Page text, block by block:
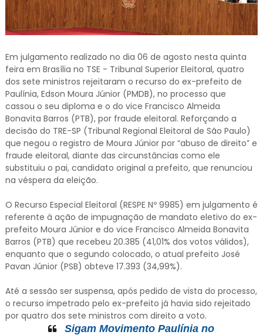
Em julgamento realizado no dia 06 de agosto nesta quinta
feira em Brasília no TSE - Tribunal Superior Eleitoral, quatro
dos sete ministros rejeitaram o recurso do ex-prefeito de
Paulínia, Edson Moura Júnior (PMDB), no processo que
cassou o seu diploma e o do vice Francisco Almeida
Bonavita Barros (PTB), por fraude eleitoral. Reforçando a
decisão do TRE-SP (Tribunal Regional Eleitoral de São Paulo)
que negou o registro de Moura Júnior por “abuso de direito” e
fraude eleitoral, diante das circunstâncias como ele
substituiu o pai, candidato original a prefeito, que renunciou
na véspera da eleição.
O Recurso Especial Eleitoral (RESPE Nº 9985) em julgamento é
referente à ação de impugnação de mandato eletivo do ex-
prefeito Moura Júnior e do vice Francisco Almeida Bonavita
Barros (PTB) que recebeu 20.385 (41,01% dos votos válidos),
enquanto que o segundo colocado, o atual prefeito José
Pavan Júnior (PSB) obteve 17.393 (34,99%).
Até a sessão ser suspensa, após pedido de vista do processo,
o recurso impetrado pelo ex-prefeito já havia sido rejeitado
por quatro dos sete ministros com direito a voto.
Sigam Movimento Paulínia no